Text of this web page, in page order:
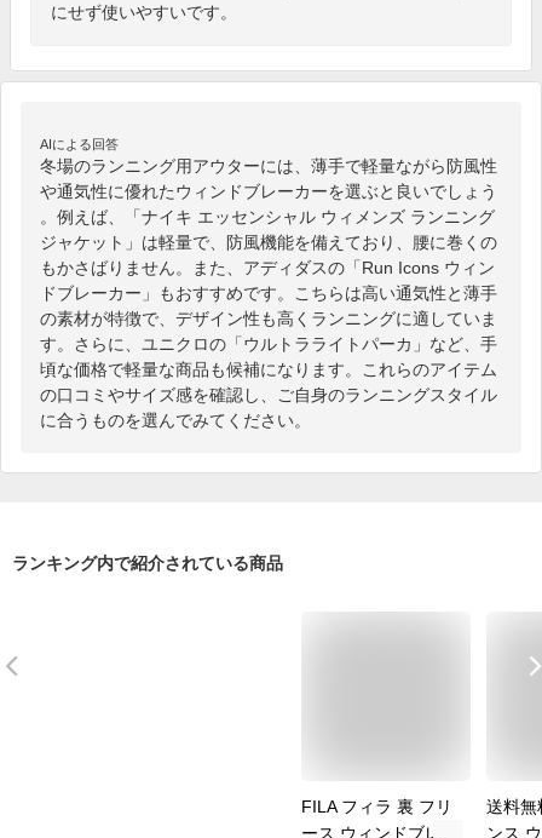
にせず使いやすいです。
AIによる回答
冬場のランニング用アウターには、薄手で軽量ながら防風性
や通気性に優れたウィンドブレーカーを選ぶと良いでしょう
。例えば、「ナイキ エッセンシャル ウィメンズ ランニング
ジャケット」は軽量で、防風機能を備えており、腰に巻くの
もかさばりません。また、アディダスの「Run Icons ウィン
ドブレーカー」もおすすめです。こちらは高い通気性と薄手
の素材が特徴で、デザイン性も高くランニングに適していま
す。さらに、ユニクロの「ウルトラライトパーカ」など、手
頃な価格で軽量な商品も候補になります。これらのアイテム
の口コミやサイズ感を確認し、ご自身のランニングスタイル
に合うものを選んでみてください。
ランキング内で紹介されている商品
FILA フィラ 裏 フリ
ース ウィンドブレー
送料無
ンス